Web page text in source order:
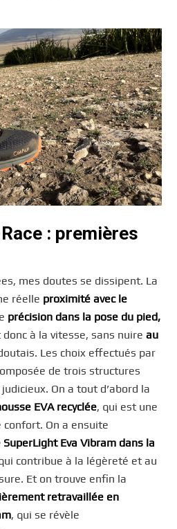
: premières
mes doutes se dissipent. La
réelle proximité avec le
précision dans la pose du pied,
à la vitesse, sans nuireau
Les choix effectués par
de trois structures
On a tout d’abord la
EVA recyclée, qui est une
On a ensuite
SuperLight Eva Vibram dans la
contribue à la légèreté et au
Et on trouve enfin la
retravaillée en
, qui se révèle